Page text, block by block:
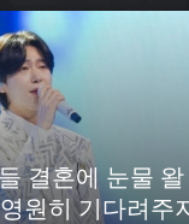
결혼에 눈물 왈
원히 기다려주